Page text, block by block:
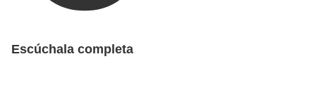
Escúchala completa